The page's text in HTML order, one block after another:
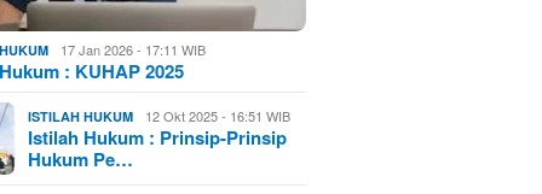
17 Jan 2026 - 17:11 WIB
: KUHAP 2025
ISTILAH HUKUM 12 Okt 2025 - 16:51 WIB
Istilah Hukum : Prinsip-Prinsip
Hukum Pe…